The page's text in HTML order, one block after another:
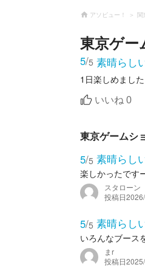
アソビュー！ 関
東京ゲー
5/5 素晴らし
1日楽しめました
いいね 0
東京ゲームシ
5/5 素晴らし
楽しかったです
スタローン
投稿日
5/5 素晴らし
いろんなブース
まr
投稿日